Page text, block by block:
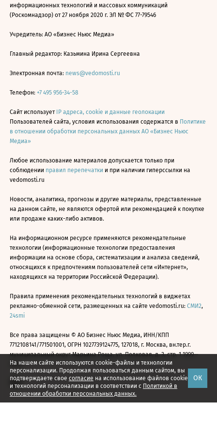
На нашем сайте используются cookie-файлы и технологии
персонализации. Продолжая пользоваться данным сайтом, вы
подтверждаете свое согласие на использование файлов cookie
и технологий персонализации в соответствии с Политикой в
отношении обработки персональных данных.
ОК
информационных технологий и массовых коммуникаций
(Роскомнадзор) от 27 ноября 2020 г. ЭЛ № ФС 77-79546
Учредитель: АО «Бизнес Ньюс Медиа»
Главный редактор: Казьмина Ирина Сергеевна
Электронная почта: news@vedomosti.ru
Телефон: +7 495 956-34-58
Сайт использует IP адреса, cookie и данные геолокации
Пользователей сайта, условия использования содержатся в Политике
в отношении обработки персональных данных АО «Бизнес Ньюс
Медиа»
Любое использование материалов допускается только при
соблюдении правил перепечатки и при наличии гиперссылки на
vedomosti.ru
Новости, аналитика, прогнозы и другие материалы, представленные
на данном сайте, не являются офертой или рекомендацией к покупке
или продаже каких-либо активов.
На информационном ресурсе применяются рекомендательные
технологии (информационные технологии предоставления
информации на основе сбора, систематизации и анализа сведений,
относящихся к предпочтениям пользователей сети «Интернет»,
находящихся на территории Российской Федерации).
Правила применения рекомендательных технологий в виджетах
рекламно-обменной сети, размещенных на сайте vedomosti.ru: СМИ2,
24smi
Все права защищены © АО Бизнес Ньюс Медиа, ИНН/КПП
7712108141/771501001, ОГРН 1027739124775, 127018, г. Москва, вн.тер.г.
муниципальный округ Марьина Роща, ул. Полковая, д. 3, стр. 1 1999—
2026